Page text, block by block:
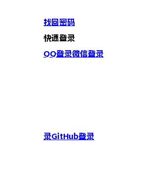
找回密码
快速登录
QQ登录微信登录
录GitHub登录